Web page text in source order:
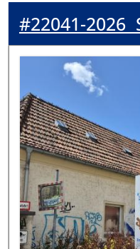
#22041-2026